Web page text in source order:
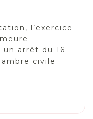
l’exercice
arrêt du 16
civile